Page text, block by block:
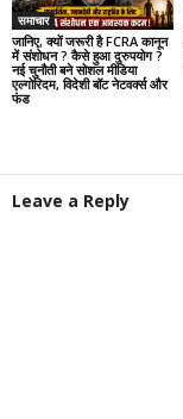
समाचार
जानिए, क्यों जरूरी है FCRA कानून
में संशोधन ? कैसे हुआ दुरुपयोग ?
नई चुनौती बने सोशल मीडिया
एल्गोरिदम, विदेशी बॉट नेटवर्क्स और
फंड
Leave a Reply